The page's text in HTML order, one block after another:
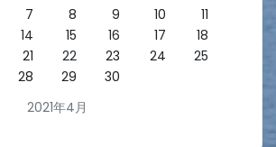
2021年4月
7 8 9 10
11
14 15 16 17
18
21 22 23 24
25
28 29 30